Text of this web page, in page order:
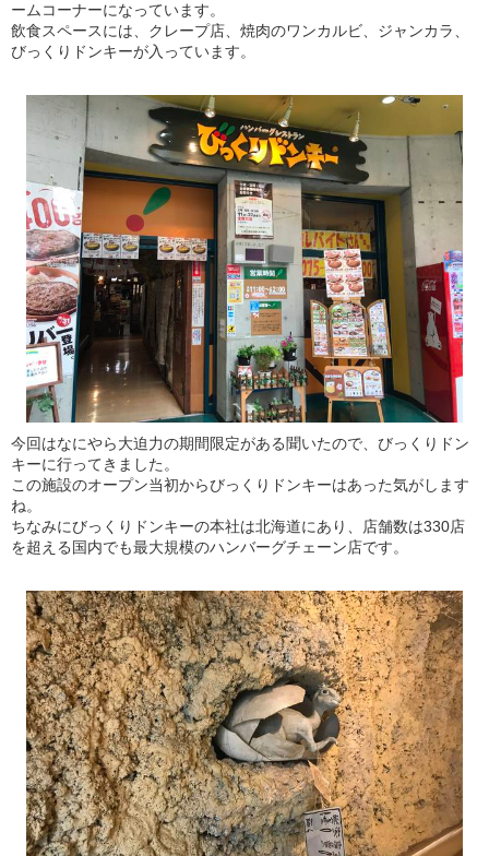
ームコーナーになっています。
飲食スペースには、クレープ店、焼肉のワンカルビ、ジャンカラ、
びっくりドンキーが入っています。
今回はなにやら大迫力の期間限定がある聞いたので、びっくりドン
キーに行ってきました。
この施設のオープン当初からびっくりドンキーはあった気がします
ね。
ちなみにびっくりドンキーの本社は北海道にあり、店舗数は330店
を超える国内でも最大規模のハンバーグチェーン店です。